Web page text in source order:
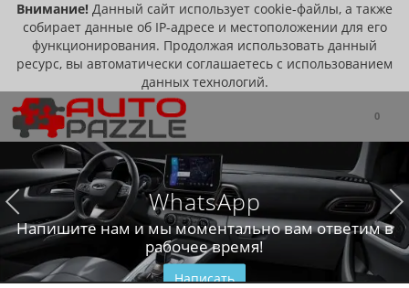
Внимание! Данный сайт использует cookie-файлы, а также
собирает данные об IP-адресе и местоположении для его
функционирования. Продолжая использовать данный
ресурс, вы автоматически соглашаетесь с использованием
данных технологий.
0
WhatsApp
Напишите нам и мы моментально вам ответим в
рабочее время!
Написать